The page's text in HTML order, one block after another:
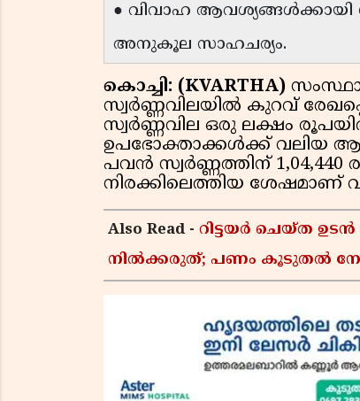
● വിവാഹ ആവശ്യങ്ങൾക്കായി
അനുകൂല സാഹചര്യം.
കൊച്ചി: (KVARTHA)
സ്വർണ്ണവിലയിൽ കുറവ്
സ്വർണ്ണവില ഒരു ലക്ഷം
ഉപഭോക്താക്കൾക്ക് വലിയ
പവൻ സ്വർണ്ണത്തിന്
നിരക്കിലെത്തിയ ശേഷമാണ്
Also Read - റിട്ടയർ ചെയ്ത
നിൽക്കരുത്; പണം കൂടുതൽ